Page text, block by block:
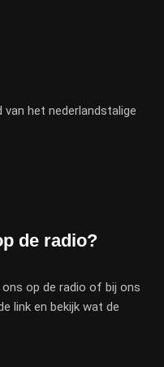
van het nederlandstalige
de radio?
op de radio of bij ons
link en bekijk wat de